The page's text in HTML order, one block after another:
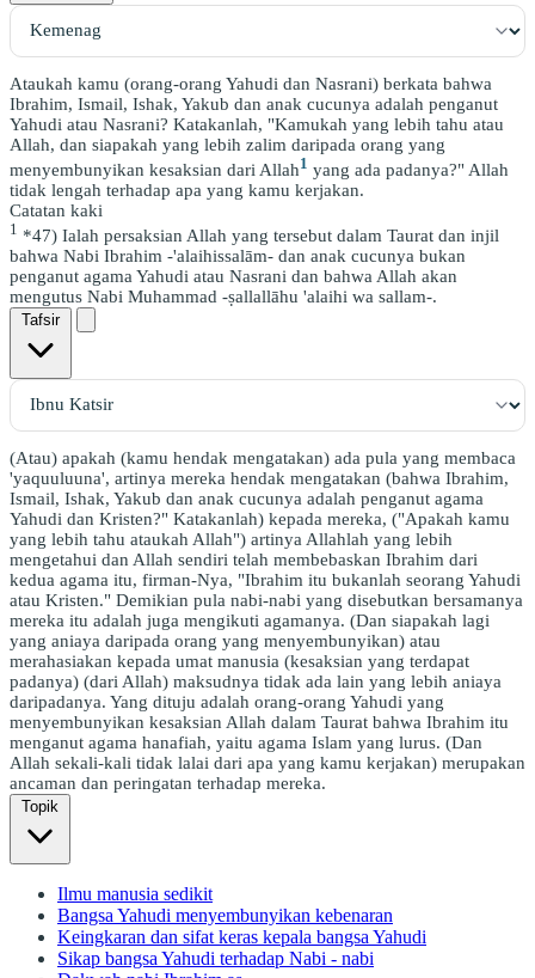
Ataukah kamu (orang-orang Yahudi dan Nasrani) berkata bahwa
Ibrahim, Ismail, Ishak, Yakub dan anak cucunya adalah penganut
Yahudi atau Nasrani? Katakanlah, "Kamukah yang lebih tahu atau
Allah, dan siapakah yang lebih zalim daripada orang yang
menyembunyikan kesaksian dari Allah1 yang ada padanya?" Allah
tidak lengah terhadap apa yang kamu kerjakan.
Catatan kaki
1 *47) Ialah persaksian Allah yang tersebut dalam Taurat dan injil
bahwa Nabi Ibrahim -'alaihissalām- dan anak cucunya bukan
penganut agama Yahudi atau Nasrani dan bahwa Allah akan
mengutus Nabi Muhammad -ṣallallāhu 'alaihi wa sallam-.
Tafsir
(Atau) apakah (kamu hendak mengatakan) ada pula yang membaca
'yaquuluuna', artinya mereka hendak mengatakan (bahwa Ibrahim,
Ismail, Ishak, Yakub dan anak cucunya adalah penganut agama
Yahudi dan Kristen?" Katakanlah) kepada mereka, ("Apakah kamu
yang lebih tahu ataukah Allah") artinya Allahlah yang lebih
mengetahui dan Allah sendiri telah membebaskan Ibrahim dari
kedua agama itu, firman-Nya, "Ibrahim itu bukanlah seorang Yahudi
atau Kristen." Demikian pula nabi-nabi yang disebutkan bersamanya
mereka itu adalah juga mengikuti agamanya. (Dan siapakah lagi
yang aniaya daripada orang yang menyembunyikan) atau
merahasiakan kepada umat manusia (kesaksian yang terdapat
padanya) (dari Allah) maksudnya tidak ada lain yang lebih aniaya
daripadanya. Yang dituju adalah orang-orang Yahudi yang
menyembunyikan kesaksian Allah dalam Taurat bahwa Ibrahim itu
menganut agama hanafiah, yaitu agama Islam yang lurus. (Dan
Allah sekali-kali tidak lalai dari apa yang kamu kerjakan) merupakan
ancaman dan peringatan terhadap mereka.
Topik
Ilmu manusia sedikit
Bangsa Yahudi menyembunyikan kebenaran
Keingkaran dan sifat keras kepala bangsa Yahudi
Sikap bangsa Yahudi terhadap Nabi - nabi